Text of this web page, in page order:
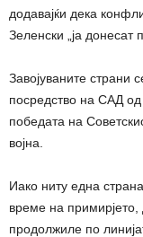
додавајќи дека
Зеленски „ја донесат
Завојуваните страни
посредство на САД
победата на
војна.
Иако ниту една
време на примирјето,
продолжиле по